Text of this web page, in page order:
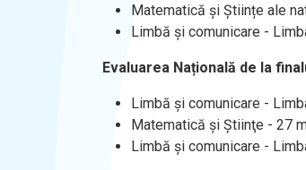
Matematică și Științe ale
Limbă și comunicare -
Evaluarea Națională de la
Limbă şi comunicare -
Matematică şi Ştiinţe - 27
Limbă și comunicare -